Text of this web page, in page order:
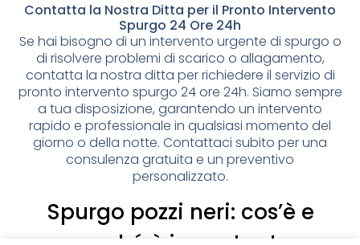
Contatta la Nostra Ditta per il Pronto Intervento
Spurgo 24 Ore 24h
Se hai bisogno di un intervento urgente di spurgo o
di risolvere problemi di scarico o allagamento,
contatta la nostra ditta per richiedere il servizio di
pronto intervento spurgo 24 ore 24h. Siamo sempre
a tua disposizione, garantendo un intervento
rapido e professionale in qualsiasi momento del
giorno o della notte. Contattaci subito per una
consulenza gratuita e un preventivo
personalizzato.
Spurgo pozzi neri: cos’è e